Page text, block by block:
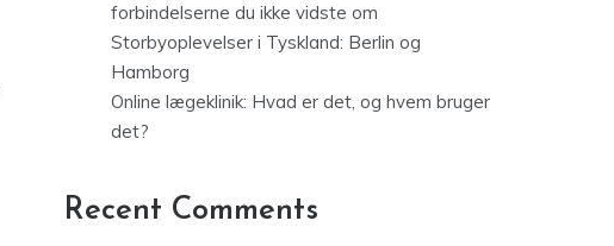
forbindelserne du ikke vidste om
Storbyoplevelser i Tyskland: Berlin og
Hamborg
Online lægeklinik: Hvad er det, og hvem bruger
det?
Recent Comments